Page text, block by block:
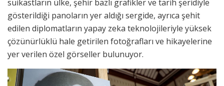
suikastların ülke, şehir bazlı grafikler ve tarih şeridiyle
gösterildiği panoların yer aldığı sergide, ayrıca şehit
edilen diplomatların yapay zeka teknolojileriyle yüksek
çözünürlüklü hale getirilen fotoğrafları ve hikayelerine
yer verilen özel görseller bulunuyor.